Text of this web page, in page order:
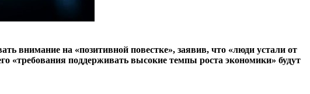
внимание на «позитивной повестке», заявив, что «люди устали от
«требования поддерживать высокие темпы роста экономики» будут